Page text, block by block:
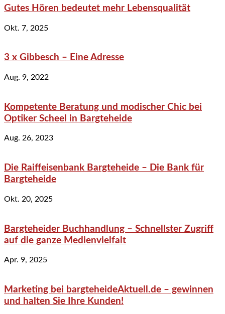
Gutes Hören bedeutet mehr Lebensqualität
Okt. 7, 2025
3 x Gibbesch – Eine Adresse
Aug. 9, 2022
Kompetente Beratung und modischer Chic bei
Optiker Scheel in Bargteheide
Aug. 26, 2023
Die Raiffeisenbank Bargteheide – Die Bank für
Bargteheide
Okt. 20, 2025
Bargteheider Buchhandlung – Schnellster Zugriff
auf die ganze Medienvielfalt
Apr. 9, 2025
Marketing bei bargteheideAktuell.de – gewinnen
und halten Sie Ihre Kunden!